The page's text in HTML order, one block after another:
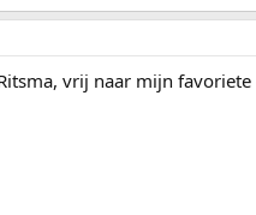
vrij naar mijn